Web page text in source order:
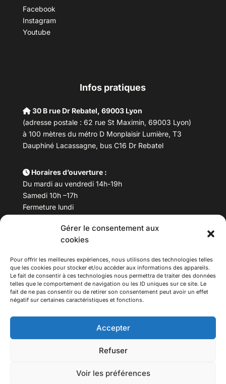
Gérer le consentement aux
cookies
Pour offrir les meilleures expériences, nous utilisons des technologies telles
que les cookies pour stocker et/ou accéder aux informations des appareils.
Le fait de consentir à ces technologies nous permettra de traiter des données
telles que le comportement de navigation ou les ID uniques sur ce site. Le
fait de ne pas consentir ou de retirer son consentement peut avoir un effet
négatif sur certaines caractéristiques et fonctions.
Accepter
Refuser
Voir les préférences
Facebook
Instagram
Youtube
Infos pratiques
30 B rue Dr Rebatel, 69003 Lyon
(adresse postale : 62 rue St Maximin, 69003 Lyon)
à 100 mètres du métro D Monplaisir Lumière, T3
Dauphiné Lacassagne, bus C16 Dr Rebatel
Horaires d’ouverture :
Du mardi au vendredi 14h-19h
Samedi 10h –17h
Fermeture lundi
Téléphone : 04 78 53 06 40
maisondesculturesasiatiques@asiexpo.com
Tous droits réservés.